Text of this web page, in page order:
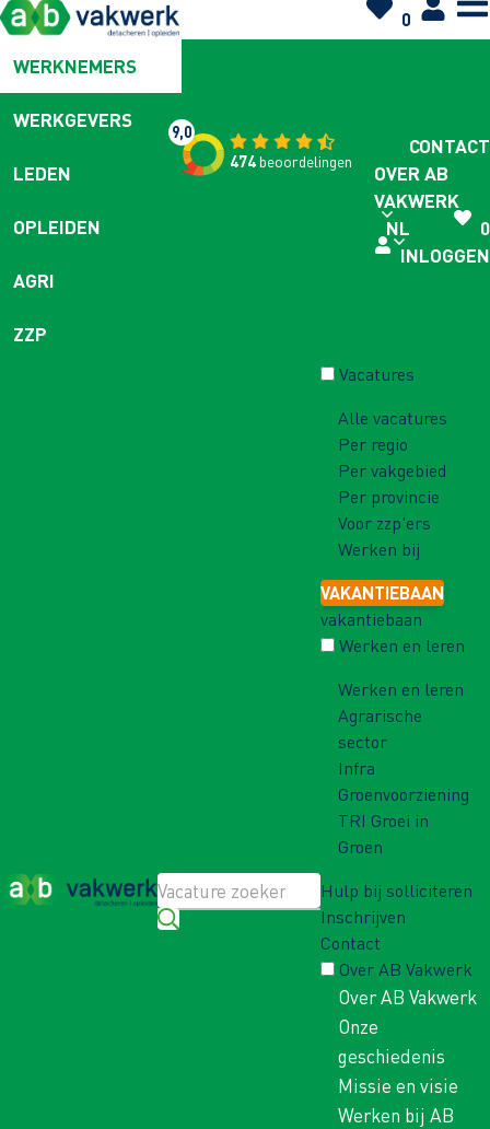
0
WERKNEMERS
WERKGEVERS
LEDEN
OPLEIDEN
AGRI
ZZP
9,0
474beoordelingen
CONTACT
OVER AB
VAKWERK
NL
0
INLOGGEN
Vacatures
Alle vacatures
Per regio
Per vakgebied
Per provincie
Voor zzp'ers
Werken bij
VAKANTIEBAAN
vakantiebaan
Werken en leren
Werken en leren
Agrarische
sector
Infra
Groenvoorziening
TRI Groei in
Groen
Hulp bij solliciteren
Inschrijven
Contact
Over AB Vakwerk
Over AB Vakwerk
Onze
geschiedenis
Missie en visie
Werken bij AB